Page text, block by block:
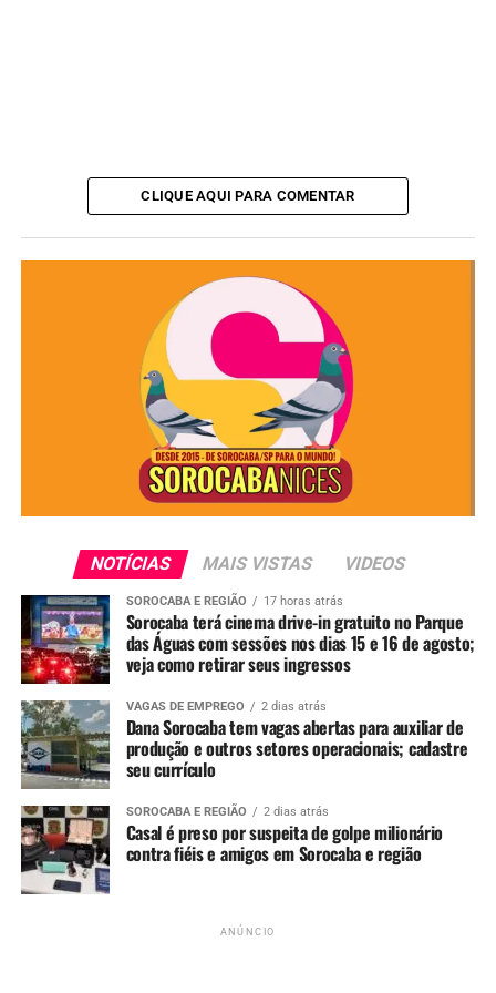
Assista ao discurso do deputado:
CLIQUE AQUI PARA COMENTAR
NOTÍCIAS MAIS VISTAS VIDEOS
SOROCABA E REGIÃO 17 horas atrás
Sorocaba terá cinema drive-in gratuito no Parque
das Águas com sessões nos dias 15 e 16 de agosto;
veja como retirar seus ingressos
VAGAS DE EMPREGO 2 dias atrás
Dana Sorocaba tem vagas abertas para auxiliar de
produção e outros setores operacionais; cadastre
seu currículo
SOROCABA E REGIÃO 2 dias atrás
Casal é preso por suspeita de golpe milionário
contra fiéis e amigos em Sorocaba e região
ANÚNCIO